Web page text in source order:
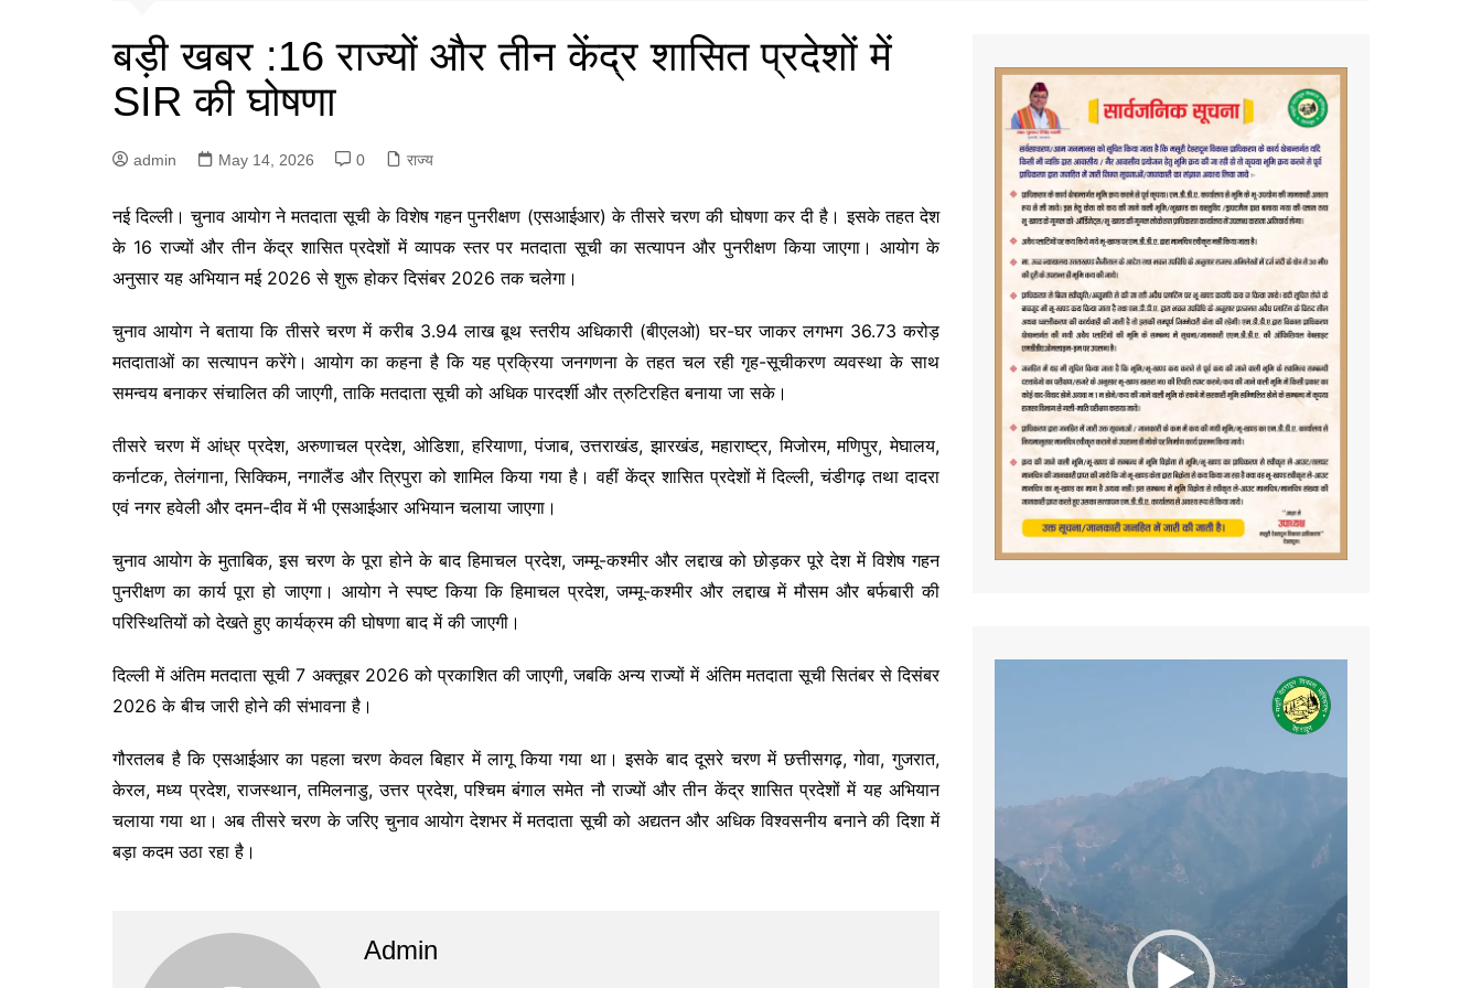
बड़ी खबर :16 राज्यों और तीन केंद्र शासित प्रदेशों में
SIR की घोषणा
admin May 14, 2026 0 राज्य
नई दिल्ली। चुनाव आयोग ने मतदाता सूची के विशेष गहन पुनरीक्षण (एसआईआर) के तीसरे चरण की घोषणा कर दी है। इसके तहत देश
के 16 राज्यों और तीन केंद्र शासित प्रदेशों में व्यापक स्तर पर मतदाता सूची का सत्यापन और पुनरीक्षण किया जाएगा। आयोग के
अनुसार यह अभियान मई 2026 से शुरू होकर दिसंबर 2026 तक चलेगा।
चुनाव आयोग ने बताया कि तीसरे चरण में करीब 3.94 लाख बूथ स्तरीय अधिकारी (बीएलओ) घर-घर जाकर लगभग 36.73 करोड़
मतदाताओं का सत्यापन करेंगे। आयोग का कहना है कि यह प्रक्रिया जनगणना के तहत चल रही गृह-सूचीकरण व्यवस्था के साथ
समन्वय बनाकर संचालित की जाएगी, ताकि मतदाता सूची को अधिक पारदर्शी और त्रुटिरहित बनाया जा सके।
तीसरे चरण में आंध्र प्रदेश, अरुणाचल प्रदेश, ओडिशा, हरियाणा, पंजाब, उत्तराखंड, झारखंड, महाराष्ट्र, मिजोरम, मणिपुर, मेघालय,
कर्नाटक, तेलंगाना, सिक्किम, नगालैंड और त्रिपुरा को शामिल किया गया है। वहीं केंद्र शासित प्रदेशों में दिल्ली, चंडीगढ़ तथा दादरा
एवं नगर हवेली और दमन-दीव में भी एसआईआर अभियान चलाया जाएगा।
चुनाव आयोग के मुताबिक, इस चरण के पूरा होने के बाद हिमाचल प्रदेश, जम्मू-कश्मीर और लद्दाख को छोड़कर पूरे देश में विशेष गहन
पुनरीक्षण का कार्य पूरा हो जाएगा। आयोग ने स्पष्ट किया कि हिमाचल प्रदेश, जम्मू-कश्मीर और लद्दाख में मौसम और बर्फबारी की
परिस्थितियों को देखते हुए कार्यक्रम की घोषणा बाद में की जाएगी।
दिल्ली में अंतिम मतदाता सूची 7 अक्तूबर 2026 को प्रकाशित की जाएगी, जबकि अन्य राज्यों में अंतिम मतदाता सूची सितंबर से दिसंबर
2026 के बीच जारी होने की संभावना है।
गौरतलब है कि एसआईआर का पहला चरण केवल बिहार में लागू किया गया था। इसके बाद दूसरे चरण में छत्तीसगढ़, गोवा, गुजरात,
केरल, मध्य प्रदेश, राजस्थान, तमिलनाडु, उत्तर प्रदेश, पश्चिम बंगाल समेत नौ राज्यों और तीन केंद्र शासित प्रदेशों में यह अभियान
चलाया गया था। अब तीसरे चरण के जरिए चुनाव आयोग देशभर में मतदाता सूची को अद्यतन और अधिक विश्वसनीय बनाने की दिशा में
बड़ा कदम उठा रहा है।
Admin